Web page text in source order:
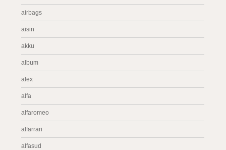
airbags
aisin
akku
album
alex
alfa
alfaromeo
alfarrari
alfasud